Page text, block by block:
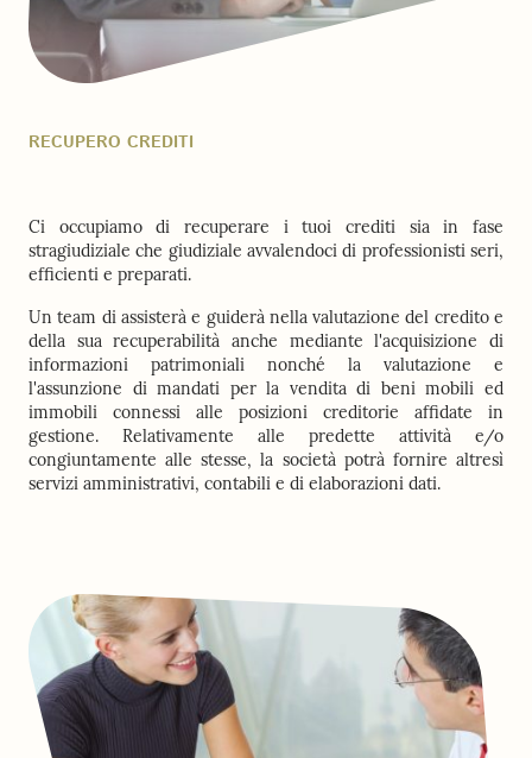
RECUPERO CREDITI
Ci occupiamo di recuperare i tuoi crediti sia in fase
stragiudiziale che giudiziale avvalendoci di professionisti seri,
efficienti e preparati.
Un team di assisterà e guiderà nella valutazione del credito e
della sua recuperabilità anche mediante l'acquisizione di
informazioni patrimoniali nonché la valutazione e
l'assunzione di mandati per la vendita di beni mobili ed
immobili connessi alle posizioni creditorie affidate in
gestione. Relativamente alle predette attività e/o
congiuntamente alle stesse, la società potrà fornire altresì
servizi amministrativi, contabili e di elaborazioni dati.